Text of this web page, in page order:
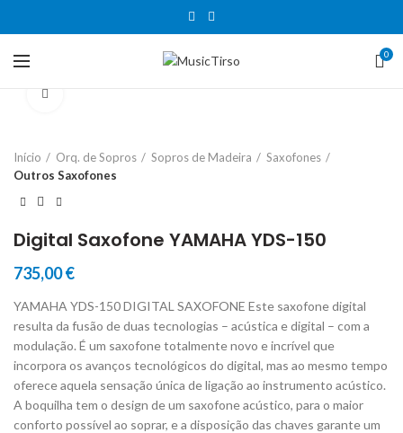
0
Início Orq. de Sopros Sopros de Madeira
Saxofones
Outros Saxofones
Digital Saxofone YAMAHA YDS-150
735,00€
YAMAHA YDS-150 DIGITAL SAXOFONE Este saxofone digital
resulta da fusão de duas tecnologias – acústica e digital – com a
modulação. É um saxofone totalmente novo e incrível que
incorpora os avanços tecnológicos do digital, mas ao mesmo tempo
oferece aquela sensação única de ligação ao instrumento acústico.
A boquilha tem o design de um saxofone acústico, para o maior
conforto possível ao soprar, e a disposição das chaves garante um